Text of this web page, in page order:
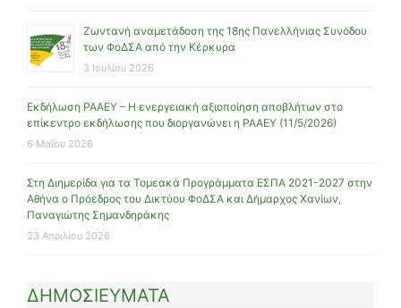
Ζωντανή αναμετάδοση της 18ης Πανελλήνιας Συνόδου
των ΦοΔΣΑ από την Κέρκυρα
3 Ιουλίου 2026
Εκδήλωση ΡΑΑΕΥ – Η ενεργειακή αξιοποίηση αποβλήτων στο
επίκεντρο εκδήλωσης που διοργανώνει η ΡΑΑΕΥ (11/5/2026)
6 Μαΐου 2026
Στη Διημερίδα για τα Τομεακά Προγράμματα ΕΣΠΑ 2021-2027 στην
Αθήνα ο Πρόεδρος του Δικτύου ΦοΔΣΑ και Δήμαρχος Χανίων,
Παναγιώτης Σημανδηράκης
23 Απριλίου 2026
ΔΗΜΟΣΙΕΥΜΑΤΑ